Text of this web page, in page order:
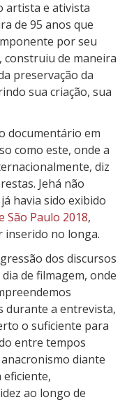
artista e ativista
de 95 anos que
por seu
construiu de maneira
preservação da
sua criação, sua
documentário em
como este, onde a
diz
Jehá não
havia sido exibido
São Paulo 2018,
inserido no longa.
dos discursos
de filmagem, onde
durante a entrevista,
o suficiente para
entre tempos
diante
eficiente,
ao longo de